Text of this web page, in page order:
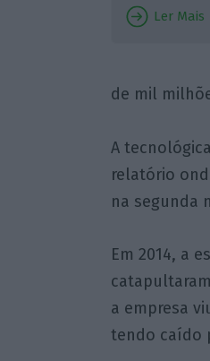
Ler Mais
de mil
A
relatório
na segunda
Em 2014, a
a empresa
tendo caído